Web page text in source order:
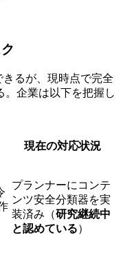
るが、現時点で完全
。企業は以下を把握し
現在の対応状況
プランナーにコンテ
ンツ安全分類器を実
装済み（研究継続中
と認めている）